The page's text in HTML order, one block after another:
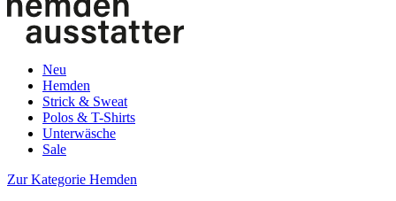
Neu
Hemden
Strick & Sweat
Polos & T-Shirts
Unterwäsche
Sale
Zur Kategorie Hemden